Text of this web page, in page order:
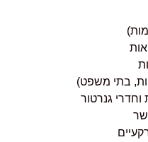
בתי משפט)
גנרטור